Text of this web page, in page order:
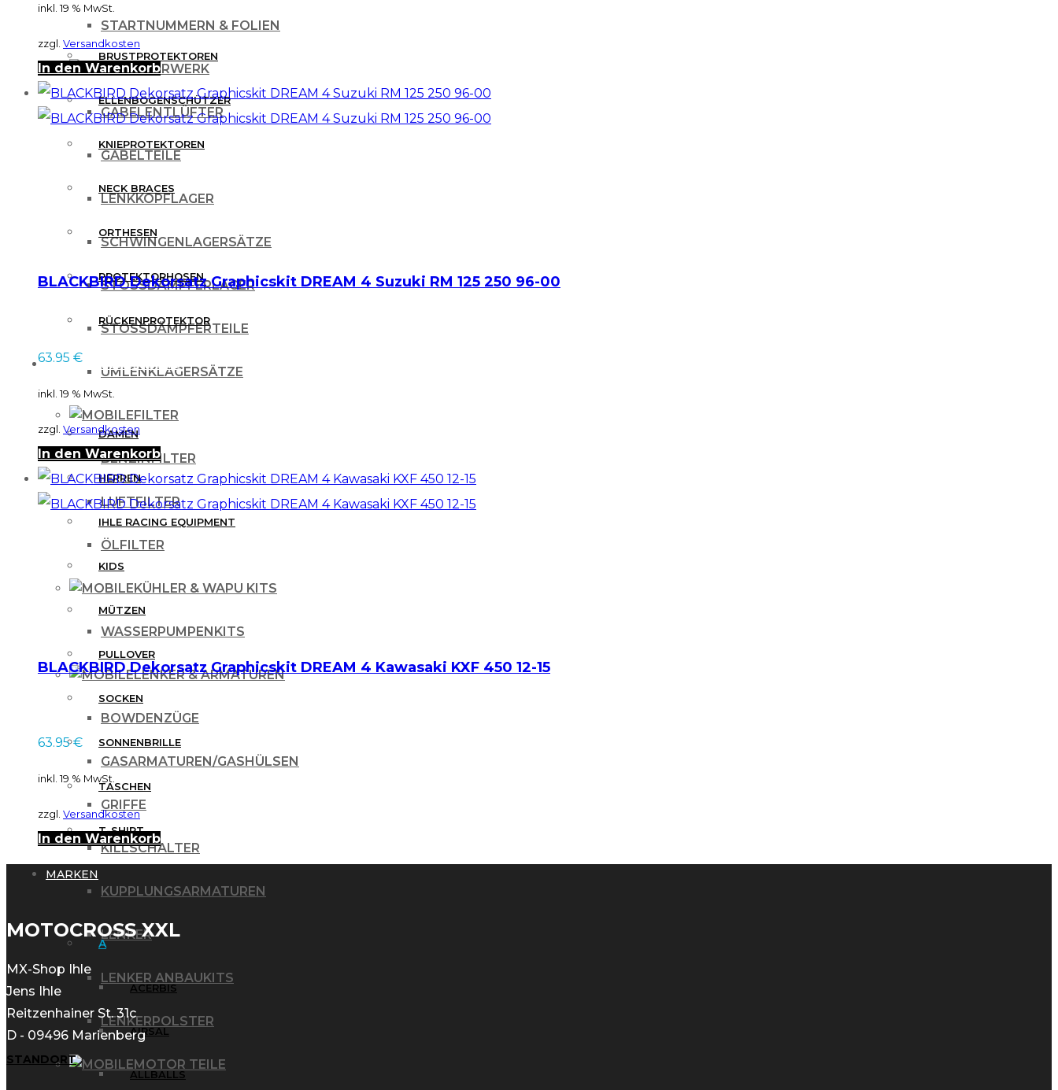
STARTNUMMERN & FOLIEN
FAHRWERK
GABELENTLÜFTER
GABELTEILE
LENKKOPFLAGER
SCHWINGENLAGERSÄTZE
STOSSDÄMPFERLAGER
STOSSDÄMPFERTEILE
UMLENKLAGERSÄTZE
FILTER
BENZINFILTER
LUFTFILTER
ÖLFILTER
KÜHLER & WAPU KITS
WASSERPUMPENKITS
LENKER & ARMATUREN
BOWDENZÜGE
GASARMATUREN/GASHÜLSEN
GRIFFE
KILLSCHALTER
KUPPLUNGSARMATUREN
LENKER
LENKER ANBAUKITS
LENKERPOLSTER
MOTOR TEILE
BRUSTPROTEKTOREN
ELLENBOGENSCHÜTZER
KNIEPROTEKTOREN
NECK BRACES
ORTHESEN
PROTEKTORHOSEN
RÜCKENPROTEKTOR
FREIZEITBEKLEIDUNG
DAMEN
HERREN
IHLE RACING EQUIPMENT
KIDS
MÜTZEN
PULLOVER
SOCKEN
SONNENBRILLE
TASCHEN
T-SHIRT
MARKEN
A
ACERBIS
AIRSAL
ALLBALLS
inkl. 19 % MwSt.
zzgl. Versandkosten
In den Warenkorb
BLACKBIRD Dekorsatz Graphicskit DREAM 4 Suzuki RM 125 250 96-00
63.95 €
inkl. 19 % MwSt.
zzgl. Versandkosten
In den Warenkorb
BLACKBIRD Dekorsatz Graphicskit DREAM 4 Kawasaki KXF 450 12-15
63.95€
inkl. 19 % MwSt.
zzgl. Versandkosten
In den Warenkorb
MOTOCROSS XXL
MX-Shop Ihle
Jens Ihle
Reitzenhainer St. 31c
D - 09496 Marienberg
STANDORT